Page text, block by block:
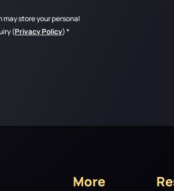
store your personal
(Privacy Policy)*
More